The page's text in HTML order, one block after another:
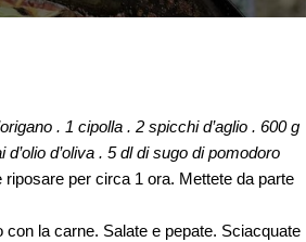
. 1 cipolla . 2 spicchi d’aglio . 600 g
d’oliva . 5 dl di sugo di pomodoro
per circa 1 ora. Mettete da parte
con la carne. Salate e pepate. Sciacquate